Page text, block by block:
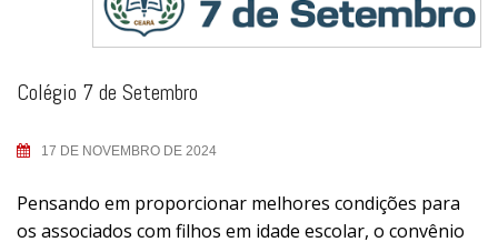
Colégio 7 de Setembro
17 DE NOVEMBRO DE 2024
Pensando em proporcionar melhores condições para
os associados com filhos em idade escolar, o convênio